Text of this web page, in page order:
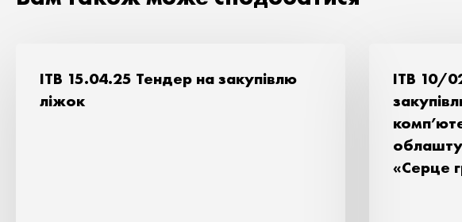
ITB 15.04.25 Тендер на закупівлю
ліжок
ITB 10/
«Серце